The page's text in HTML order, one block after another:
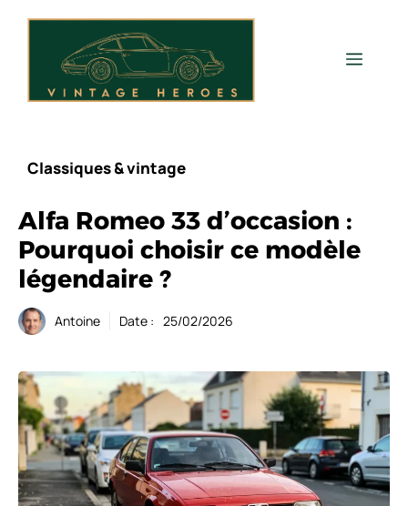
Menu
Classiques & vintage
Alfa Romeo 33 d’occasion :
Pourquoi choisir ce modèle
légendaire ?
Antoine Date : 25/02/2026